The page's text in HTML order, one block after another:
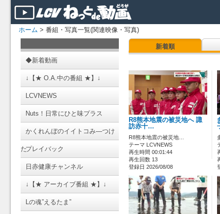
ホーム > 番組・写真一覧(関連映像・写真)
◆新着動画
↓【★ O.A.中の番組 ★】↓
LCVNEWS
Nuts！日常にひと味プラス
かくれんぼのイイトコみ―つけ
たプレイバック
日赤健康チャンネル
↓【★ アーカイブ番組 ★】↓
Lの魂”えるたま”
新着順
R8熊本地震の被災地へ 諏
訪赤十…
R8熊本地震の被災地…
テーマ LCVNEWS
再生時間 00:01:44
再生回数 13
登録日 2026/08/08